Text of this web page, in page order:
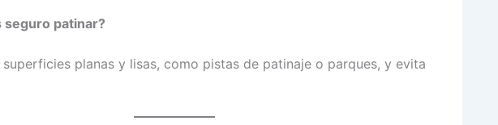
seguro patinar?
superficies planas y lisas, como pistas de patinaje o parques, y evita